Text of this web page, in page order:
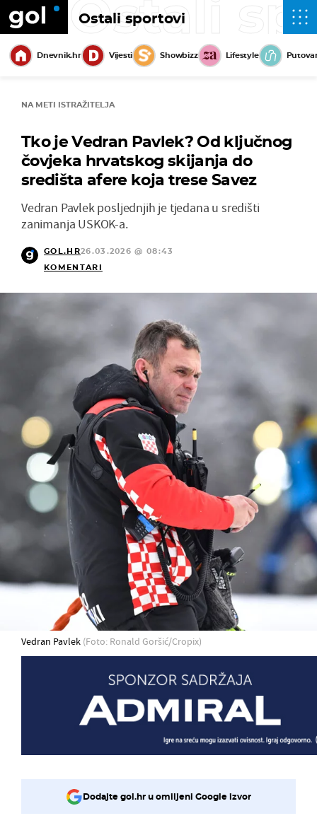
Ostali sportovi
Ostali
Dnevnik.hr Vijesti Showbizz Lifestyle
NA METI ISTRAŽITELJA
Tko je Vedran Pavlek? Od ključnog
čovjeka hrvatskog skijanja do
središta afere koja trese Savez
Vedran Pavlek posljednjih je tjedana u središti
zanimanja USKOK-a.
GOL.HR26.03.2026 @ 08:43
KOMENTARI
Vedran Pavlek (Foto: Ronald Goršić/Cropix)
Dodajte gol.hr u omiljeni Google izvor